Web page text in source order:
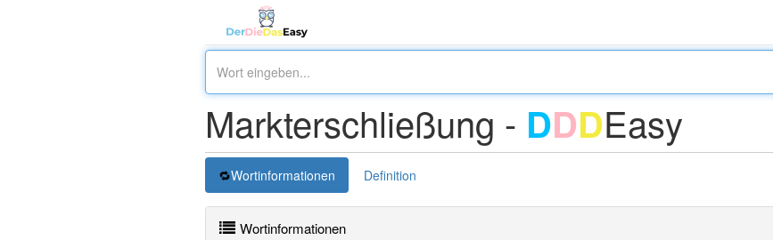
Markterschließung - DDDEasy
Wortinformationen Definition
Wortinformationen